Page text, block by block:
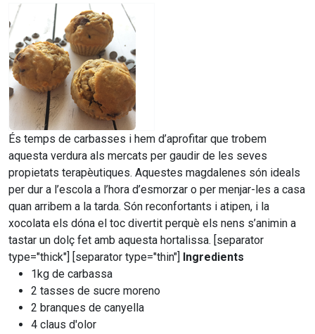
És temps de carbasses i hem d’aprofitar que trobem
aquesta verdura als mercats per gaudir de les seves
propietats terapèutiques. Aquestes magdalenes són ideals
per dur a l’escola a l’hora d’esmorzar o per menjar-les a casa
quan arribem a la tarda. Són reconfortants i atipen, i la
xocolata els dóna el toc divertit perquè els nens s’animin a
tastar un dolç fet amb aquesta hortalissa. [separator
type="thick"] [separator type="thin"] Ingredients
1kg de carbassa
2 tasses de sucre moreno
2 branques de canyella
4 claus d'olor